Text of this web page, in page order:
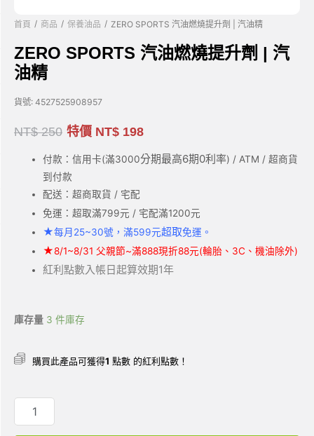
首頁 / 商品 / 保養油品 / ZERO SPORTS 汽油燃燒提升劑 | 汽油精
ZERO SPORTS 汽油燃燒提升劑 | 汽
油精
貨號: 4527525908957
NT$250 特價 NT$ 198
付款：信用卡(滿3000分期最高6期0利率) / ATM / 超商貨
到付款
配送：超商取貨 / 宅配
免運：超取滿799元 / 宅配滿1200元
★每月25~30號，滿599元超取免運。
★8/1~8/31 父親節~滿888現折88元(輪胎、3C、機油除外)
紅利點數入帳日起算效期1年
庫存量 3 件庫存
購買此產品可獲得1 點數 的紅利點數！